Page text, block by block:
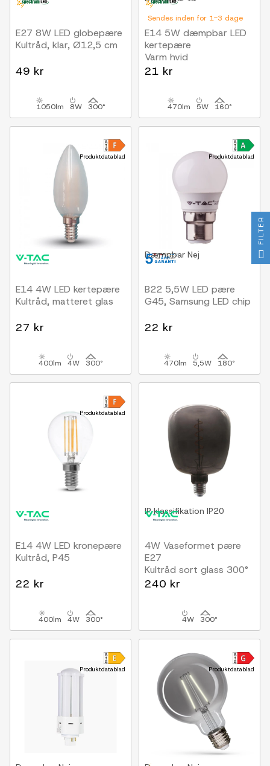
E27 8W LED globepære
Kultråd, klar, Ø12,5 cm
49 kr
1050lm 8W 300°
Sendes inden for 1-3 dage
E14 5W dæmpbar LED
kertepære
Varm hvid
21 kr
470lm 5W 160°
Produktdatablad
E14 4W LED kertepære
Kultråd, matteret glas
27 kr
400lm 4W 300°
Produktdatablad
Dæmpbar Nej
B22 5,5W LED pære
G45, Samsung LED chip
22 kr
470lm 5,5W 180°
Produktdatablad
E14 4W LED kronepære
Kultråd, P45
22 kr
400lm 4W 300°
IP klassifikation IP20
4W Vaseformet pære
E27
Kultråd sort glass 300°
240 kr
4W 300°
Produktdatablad Produktdatablad
FILTER